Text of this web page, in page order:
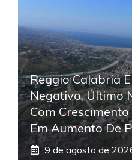
Reggio Calabria
Negativo. Último
Com
Em Aumento De
9 de agosto de